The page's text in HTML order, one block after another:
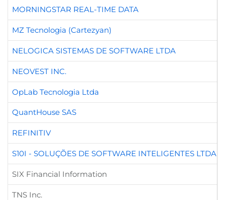
MORNINGSTAR REAL-TIME DATA
MZ Tecnologia (Cartezyan)
NELOGICA SISTEMAS DE SOFTWARE LTDA
NEOVEST INC.
OpLab Tecnologia Ltda
QuantHouse SAS
REFINITIV
S10I - SOLUÇÕES DE SOFTWARE INTELIGENTES LTDA
SIX Financial Information
TNS Inc.